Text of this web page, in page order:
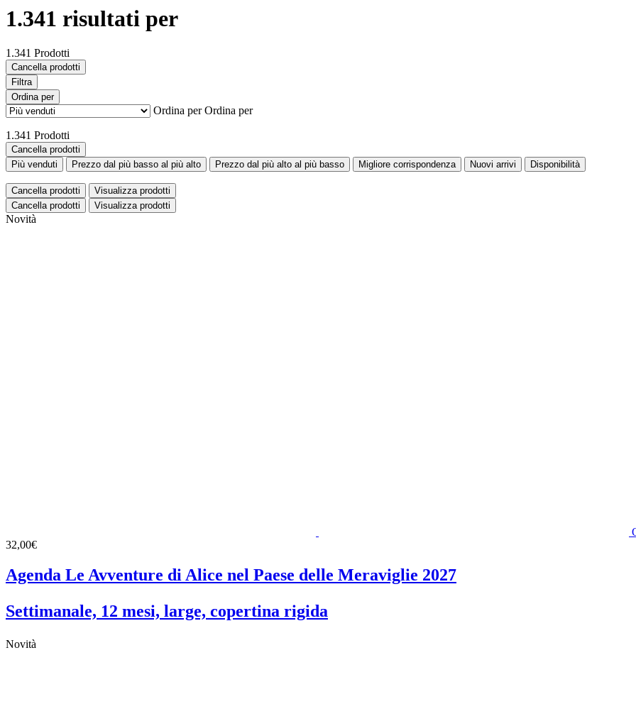
1.341 risultati per
1.341 Prodotti
Cancella prodotti
Filtra
Ordina per
Ordina perOrdina per
1.341 Prodotti
Cancella prodotti
Più venduti
Prezzo dal più basso al più alto Prezzo dal più alto al più basso Migliore corrispondenza Nuovi arrivi Disponibilità
Cancella prodotti
Visualizza prodotti
Cancella prodotti
Visualizza prodotti
Novità
32,00€
Agenda Le Avventure di Alice nel Paese delle Meraviglie 2027
Settimanale, 12 mesi, large, copertina rigida
Novità